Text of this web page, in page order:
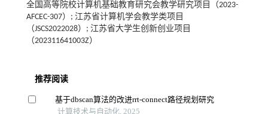
全国高等院校计算机基础教育研究会教学研究项目（2023-
AFCEC-307）; 江苏省计算机学会教学类项目
（JSCS2022028）; 江苏省大学生创新创业项目
（202311641003Z）